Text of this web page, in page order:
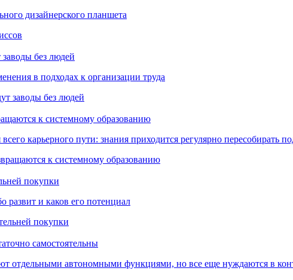
дизайнерского планшета
без людей
в подходах к организации труда
к системному образованию
карьерного пути: знания приходится регулярно пересобирать
покупки
и каков его потенциал
самостоятельны
отдельными автономными функциями, но все еще нуждаются в